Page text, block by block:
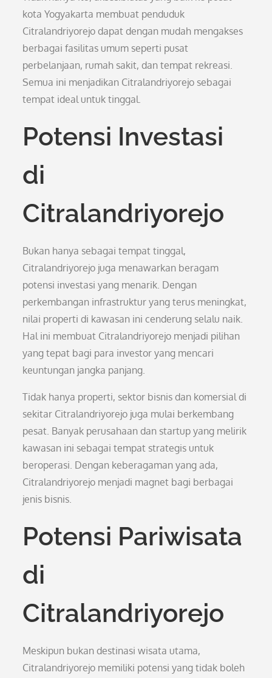
kota Yogyakarta membuat penduduk
Citralandriyorejo dapat dengan mudah mengakses
berbagai fasilitas umum seperti pusat
perbelanjaan, rumah sakit, dan tempat rekreasi.
Semua ini menjadikan Citralandriyorejo sebagai
tempat ideal untuk tinggal.
Potensi Investasi
di
Citralandriyorejo
Bukan hanya sebagai tempat tinggal,
Citralandriyorejo juga menawarkan beragam
potensi investasi yang menarik. Dengan
perkembangan infrastruktur yang terus meningkat,
nilai properti di kawasan ini cenderung selalu naik.
Hal ini membuat Citralandriyorejo menjadi pilihan
yang tepat bagi para investor yang mencari
keuntungan jangka panjang.
Tidak hanya properti, sektor bisnis dan komersial di
sekitar Citralandriyorejo juga mulai berkembang
pesat. Banyak perusahaan dan startup yang melirik
kawasan ini sebagai tempat strategis untuk
beroperasi. Dengan keberagaman yang ada,
Citralandriyorejo menjadi magnet bagi berbagai
jenis bisnis.
Potensi Pariwisata
di
Citralandriyorejo
Meskipun bukan destinasi wisata utama,
Citralandriyorejo memiliki potensi yang tidak boleh